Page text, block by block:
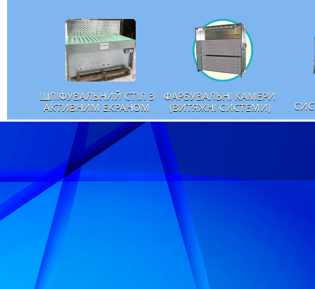
ШЛІФУВАЛЬНИЙ СТІЛ З
АКТИВНИМ ЕКРАНОМ
ФАРБУВАЛЬНІ КАМЕРИ
(ВИТЯЖНІ СИСТЕМИ)